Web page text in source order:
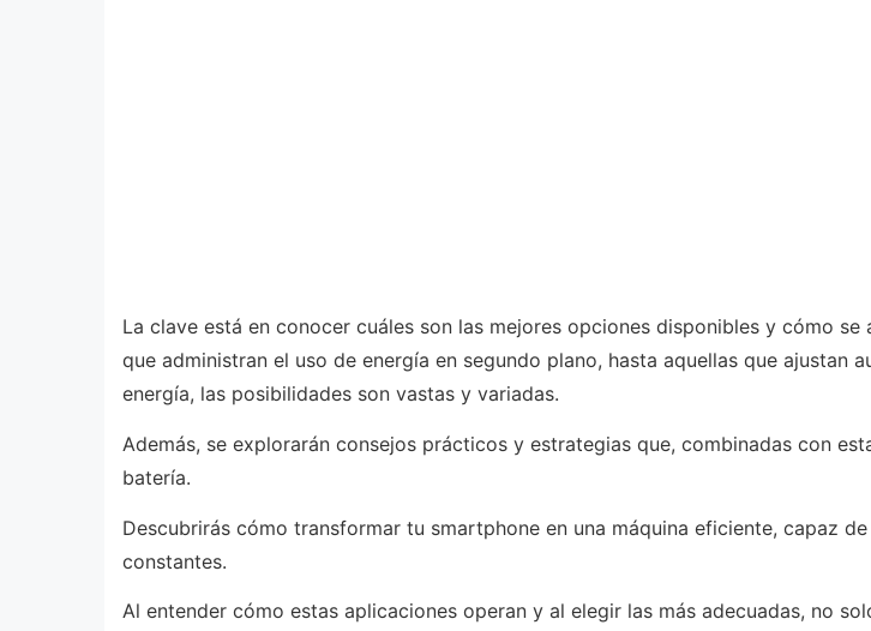
La clave está en conocer cuáles son las mejores opciones disponibles y cómo
que administran el uso de energía en segundo plano, hasta aquellas que ajustan
energía, las posibilidades son vastas y variadas.
Además, se explorarán consejos prácticos y estrategias que, combinadas con
batería.
Descubrirás cómo transformar tu smartphone en una máquina eficiente, capaz
constantes.
Al entender cómo estas aplicaciones operan y al elegir las más adecuadas, no